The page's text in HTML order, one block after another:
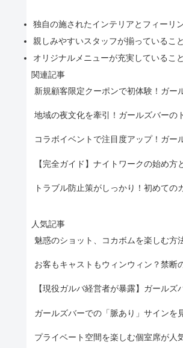
独自の施されたインテリアとフィーリ
親しみやすいスタッフが揃っていること
オリジナルメニューが充実していること
関連記事
新規顧客限定クーポンで初体験！ガー
地域の夜文化を牽引！ガールズバーの
コラボイベントで注目度アップ！ガー
【完全ガイド】ナイトワークの始め方
トラブル防止策がしっかり！初めて
人気記事
魅惑のショット、コカボムを楽しむ方
お客もキャストもウィンウィン？禁断
【現役ガルバ経営者が暴露】ガール
ガールズバーでの「脈あり」サインを
プライベート空間を楽しむ個室席が人